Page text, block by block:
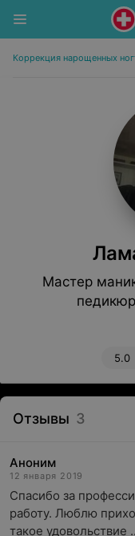
Коррекция нарощенных
Мастер
5.0
Отзывы 3
Аноним
12 января 2019
Спасибо за
работу. Люблю
такое удовольствие